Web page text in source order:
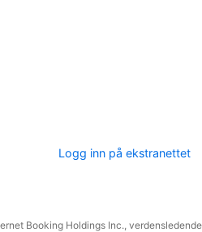
Logg inn på ekstranettet
Booking Holdings Inc.,